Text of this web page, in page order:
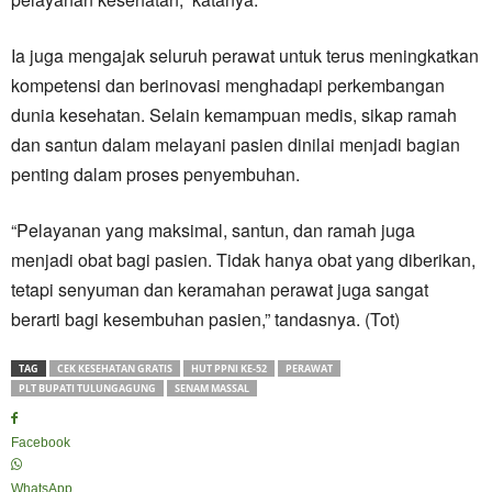
Ia juga mengajak seluruh perawat untuk terus meningkatkan
kompetensi dan berinovasi menghadapi perkembangan
dunia kesehatan. Selain kemampuan medis, sikap ramah
dan santun dalam melayani pasien dinilai menjadi bagian
penting dalam proses penyembuhan.
“Pelayanan yang maksimal, santun, dan ramah juga
menjadi obat bagi pasien. Tidak hanya obat yang diberikan,
tetapi senyuman dan keramahan perawat juga sangat
berarti bagi kesembuhan pasien,” tandasnya. (Tot)
TAG CEK KESEHATAN GRATIS HUT PPNI KE-52
PERAWAT
PLT BUPATI TULUNGAGUNG
SENAM MASSAL
Facebook